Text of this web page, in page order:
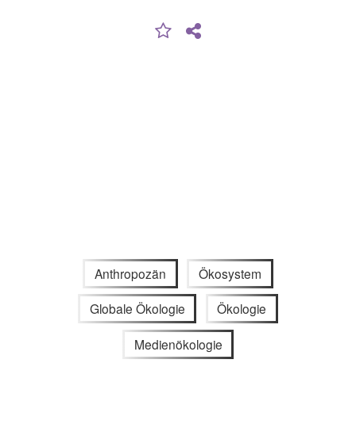
Anthropozän Ökosystem
Globale Ökologie Ökologie
Medienökologie